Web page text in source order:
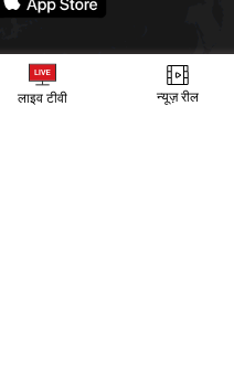
लाइव टीवी न्यूज़ रील
वेब स्टोरीज बायोग्राफी
गूगल समाचार